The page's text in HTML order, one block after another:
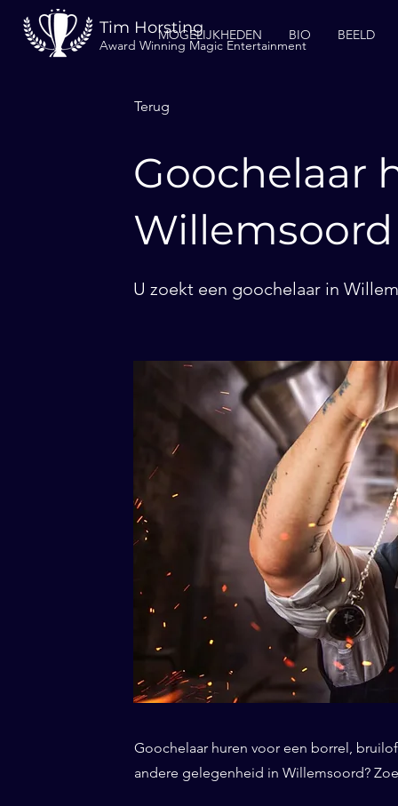
Tim Horsting
Award Winning Magic Entertainment
MOGELIJKHEDEN BIO BEELD
Terug
Goochelaar
Willemsoord
U zoekt een goochelaar in
Goochelaar huren voor een borrel,
andere gelegenheid in Willemsoord?